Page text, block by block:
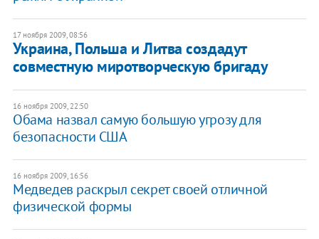
17 ноября 2009, 08:56
Украина, Польша и Литва создадут
совместную миротворческую бригаду
16 ноября 2009, 22:50
Обама назвал самую большую угрозу для
безопасности США
16 ноября 2009, 16:56
Медведев раскрыл секрет своей отличной
физической формы